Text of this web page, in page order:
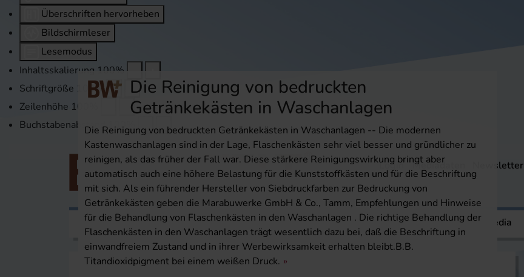
Überschriften hervorheben
Bildschirmleser
Lesemodus
Inhaltsskalierung 100%
Schriftgröße 100%
Zeilenhöhe 100
Buchstabenabstand 100%
Login Mediadaten Newsletter
Themen Veranstaltungen Karriere Mediathek Dossier FIVE Media
Startseite Themen Reinigung/Desinfektion
Die Reinigung von bedruckten
Getränkekästen in Waschanlagen
Die Reinigung von bedruckten Getränkekästen in Waschanlagen -- Die modernen
Kastenwaschanlagen sind in der Lage, Flaschenkästen sehr viel besser und gründlicher zu
reinigen, als das früher der Fall war. Diese stärkere Reinigungswirkung bringt aber
automatisch auch eine höhere Belastung für die Kunststoffkästen und für die Beschriftung
mit sich. Als ein führender Hersteller von Siebdruckfarben zur Bedruckung von
Getränkekästen geben die Marabuwerke GmbH & Co., Tamm, Empfehlungen und Hinweise
für die Behandlung von Flaschenkästen in den Waschanlagen . Die richtige Behandlung der
Flaschenkästen in den Waschanlagen trägt wesentlich dazu bei, daß die Beschriftung in
einwandfreiem Zustand und in ihrer Werbewirksamkeit erhalten bleibt.B.B.
Titandioxidpigment bei einem weißen Druck.